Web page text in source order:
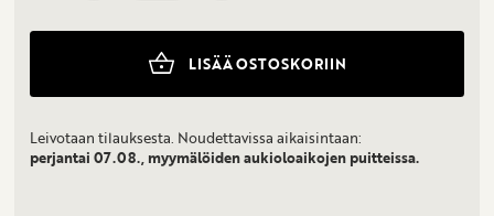
LISÄÄ OSTOSKORIIN
Leivotaan tilauksesta. Noudettavissa aikaisintaan:
perjantai 07.08., myymälöiden aukioloaikojen puitteissa.